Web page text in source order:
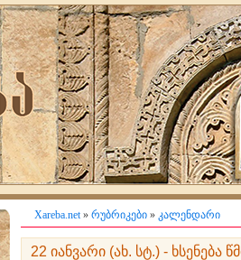
Xareba.net» რუბრიკები » კალენდარი
22 იანვარი (ახ. სტ.) - ხსენება